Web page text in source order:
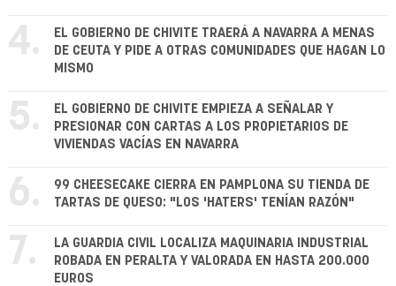
4.
EL GOBIERNO DE CHIVITE TRAERÁ A NAVARRA A MENAS
DE CEUTA Y PIDE A OTRAS COMUNIDADES QUE HAGAN LO
MISMO
5.
EL GOBIERNO DE CHIVITE EMPIEZA A SEÑALAR Y
PRESIONAR CON CARTAS A LOS PROPIETARIOS DE
VIVIENDAS VACÍAS EN NAVARRA
6.
99 CHEESECAKE CIERRA EN PAMPLONA SU TIENDA DE
TARTAS DE QUESO: "LOS 'HATERS' TENÍAN RAZÓN"
7.
LA GUARDIA CIVIL LOCALIZA MAQUINARIA INDUSTRIAL
ROBADA EN PERALTA Y VALORADA EN HASTA 200.000
EUROS